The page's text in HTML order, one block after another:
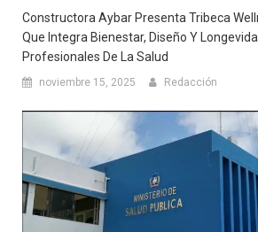
Constructora Aybar Presenta Tribeca
Que Integra Bienestar, Diseño Y
Profesionales De La Salud
noviembre 15, 2025 Redacción